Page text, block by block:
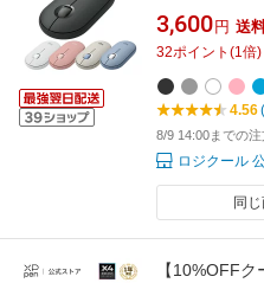
Bolt ワイヤレ
M350sGR
M350sBL 国
3,600 円 送
32ポイント (1倍)
4.56
8/9 14:00までの
ロジクール
同
【10%OFF